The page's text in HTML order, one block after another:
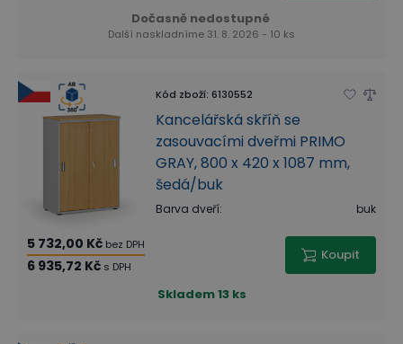
Dočasně nedostupné
Další naskladníme 31. 8. 2026 - 10 ks
Kód zboží: 6130552
Kancelářská skříň se
zasouvacími dveřmi PRIMO
GRAY, 800 x 420 x 1087 mm,
šedá/buk
Barva dveří: buk
5 732,00 Kč bez DPH
6 935,72 Kč s DPH
Koupit
Skladem13 ks